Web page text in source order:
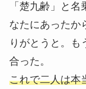
「楚九齢」と
なたにあったか
りがとうと。も
合った。
これで二人は本